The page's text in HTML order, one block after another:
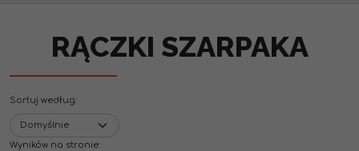
RĄCZKI SZARPAKA
Sortuj według:
Wyników na stronie: